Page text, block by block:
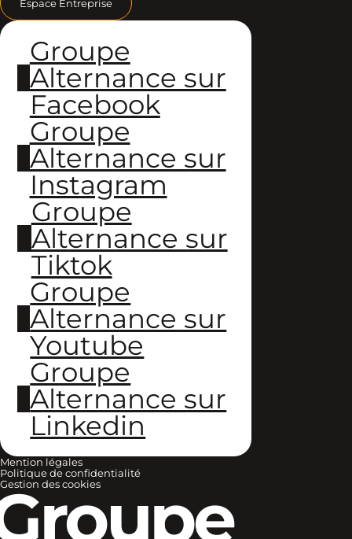
Espace Entreprise
Groupe
Alternance sur
Facebook
Groupe
Alternance sur
Instagram
Groupe
Alternance sur
Tiktok
Groupe
Alternance sur
Youtube
Groupe
Alternance sur
Linkedin
Mention légales
Politique de confidentialité
Gestion des cookies